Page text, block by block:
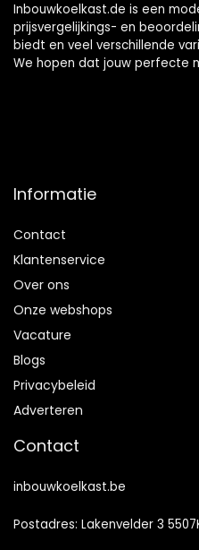
Inbouwkoelkast.de is een
prijsvergelijkings- en
biedt en veel verschillende
We hopen dat jouw perfecte
Informatie
Contact
Klantenservice
Over ons
Onze webshops
Vacature
Blogs
Privacybeleid
Adverteren
Contact
inbouwkoelkast.be
Postadres: Lakenvelder 3